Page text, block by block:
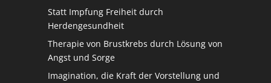
Statt Impfung Freiheit durch
Herdengesundheit
Therapie von Brustkrebs durch Lösung von
Angst und Sorge
Imagination, die Kraft der Vorstellung und